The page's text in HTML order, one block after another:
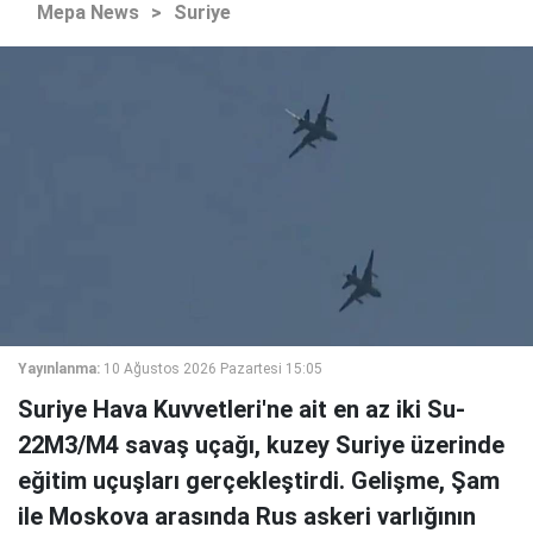
Mepa News > Suriye
Yayınlanma: 10 Ağustos 2026 Pazartesi 15:05
Suriye Hava Kuvvetleri'ne ait en az iki Su-
22M3/M4 savaş uçağı, kuzey Suriye üzerinde
eğitim uçuşları gerçekleştirdi. Gelişme, Şam
ile Moskova arasında Rus askeri varlığının